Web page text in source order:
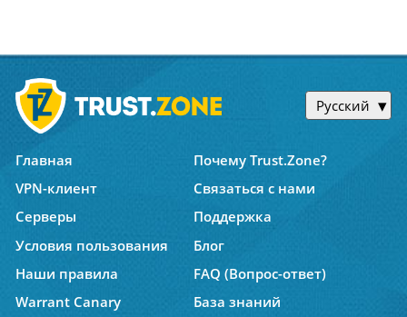
Русский
Главная
Почему Trust.Zone?
VPN-клиент
Связаться с нами
Серверы
Поддержка
Условия пользования
Блог
Наши правила
FAQ (Вопрос-ответ)
Warrant Canary
База знаний